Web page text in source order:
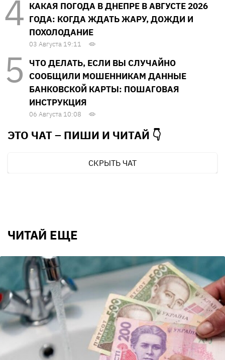
КАКАЯ ПОГОДА В ДНЕПРЕ В АВГУСТЕ 2026
ГОДА: КОГДА ЖДАТЬ ЖАРУ, ДОЖДИ И
ПОХОЛОДАНИЕ
03 Августа 19:11
ЧТО ДЕЛАТЬ, ЕСЛИ ВЫ СЛУЧАЙНО
СООБЩИЛИ МОШЕННИКАМ ДАННЫЕ
БАНКОВСКОЙ КАРТЫ: ПОШАГОВАЯ
ИНСТРУКЦИЯ
06 Августа 10:08
ЭТО ЧАТ – ПИШИ И ЧИТАЙ 👇
СКРЫТЬ ЧАТ
ЧИТАЙ ЕЩЕ